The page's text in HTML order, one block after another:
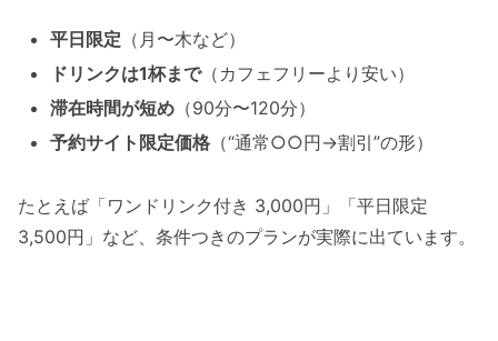
平日限定 （月〜木など）
ドリンクは1杯まで（カフェフリーより安い）
滞在時間が短め （90分〜120分）
予約サイト限定価格 （“通常○○円→割引”の形）
たとえば「ワンドリンク付き 3,000円」「平日限定
3,500円」など、条件つきのプランが実際に出ています。